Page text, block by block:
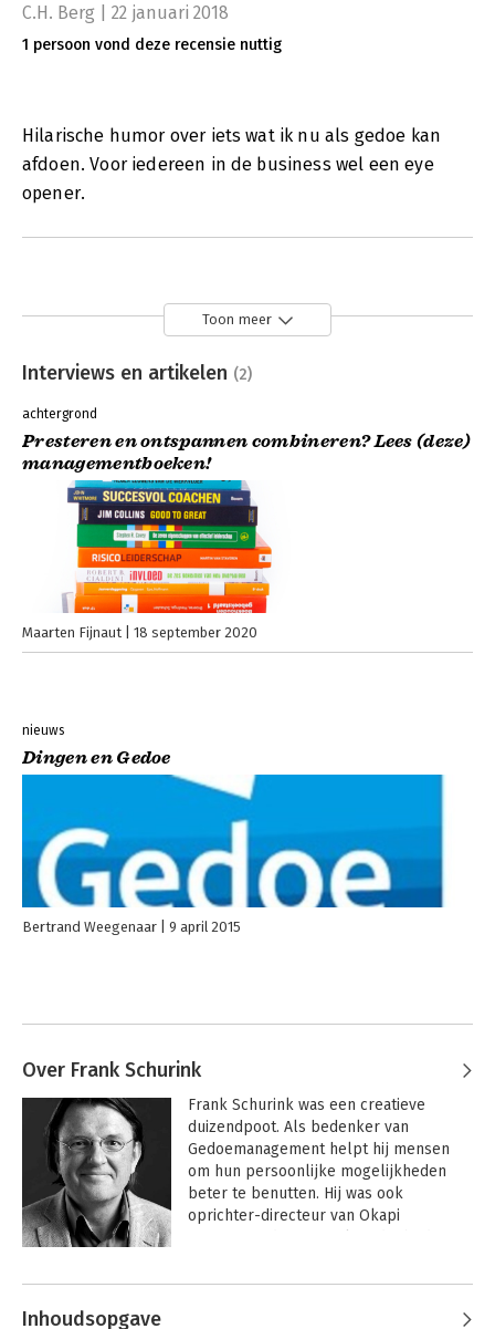
C.H. Berg | 22 januari 2018
1 persoon vond deze recensie nuttig
Hilarische humor over iets wat ik nu als gedoe kan
afdoen. Voor iedereen in de business wel een eye
opener.
Toon meer
Interviews en artikelen (2)
achtergrond
Presteren en ontspannen combineren? Lees (deze)
managementboeken!
Maarten Fijnaut 18 september 2020
nieuws
Dingen en Gedoe
Bertrand Weegenaar 9 april 2015
Over Frank Schurink
Frank Schurink was een creatieve
duizendpoot. Als bedenker van
Gedoemanagement helpt hij mensen
om hun persoonlijke mogelijkheden
beter te benutten. Hij was ook
oprichter-directeur van Okapi
identiteiten die energie geven en gedoe
Andere boeken door Frank
Schurink
Inhoudsopgave